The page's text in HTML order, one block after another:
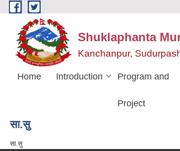
Skip to main content
Shuklaphanta
Kanchanpur,
Home Introduction Program and
Project
सा‍.सु
सा‍.सु